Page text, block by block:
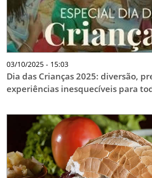
03/10/2025 - 15:03
Dia das Crianças 2025: diversão,
experiências inesquecíveis para